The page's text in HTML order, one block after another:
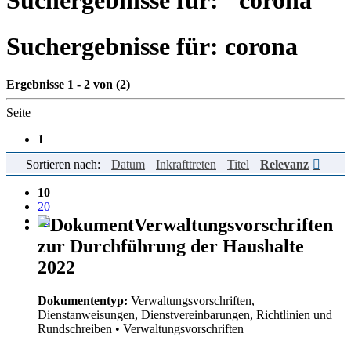
Suchergebnisse für: corona
Ergebnisse 1 - 2 von (2)
Seite
1
Einträge pro Seite
10
20
50
Sortieren nach: Datum Inkrafttreten Titel Relevanz
Verwaltungsvorschriften
zur Durchführung der Haushalte
2022
Dokumententyp: Verwaltungsvorschriften,
Dienstanweisungen, Dienstvereinbarungen, Richtlinien und
Rundschreiben • Verwaltungsvorschriften